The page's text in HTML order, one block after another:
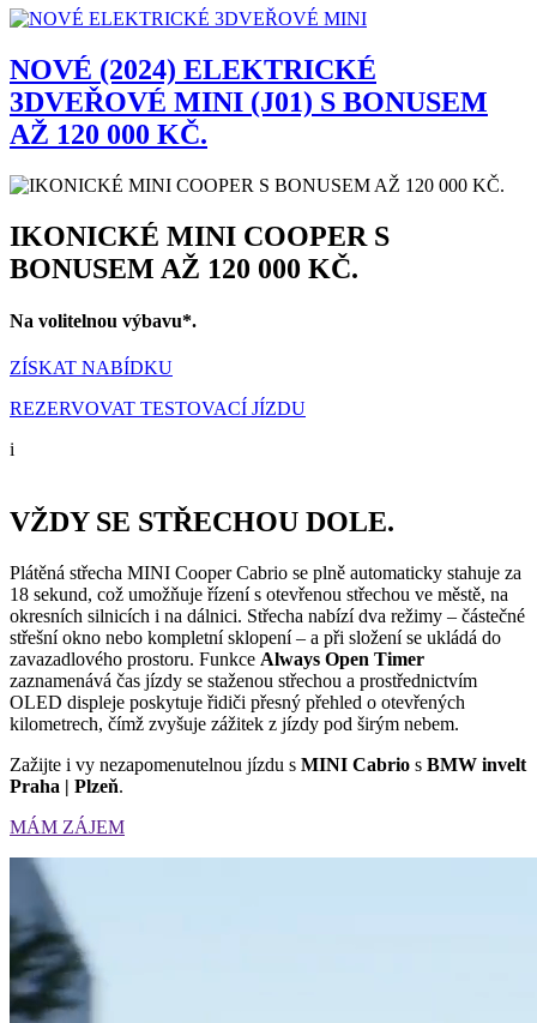
NOVÉ (2024) ELEKTRICKÉ
3DVEŘOVÉ MINI (J01) S BONUSEM
AŽ 120 000 KČ.
IKONICKÉ MINI COOPER S
BONUSEM AŽ 120 000 KČ.
Na volitelnou výbavu*.
ZÍSKAT NABÍDKU
REZERVOVAT TESTOVACÍ JÍZDU
i
VŽDY SE STŘECHOU DOLE.
Plátěná střecha MINI Cooper Cabrio se plně automaticky stahuje za
18 sekund, což umožňuje řízení s otevřenou střechou ve městě, na
okresních silnicích i na dálnici. Střecha nabízí dva režimy – částečné
střešní okno nebo kompletní sklopení – a při složení se ukládá do
zavazadlového prostoru. Funkce Always Open Timer
zaznamenává čas jízdy se staženou střechou a prostřednictvím
OLED displeje poskytuje řidiči přesný přehled o otevřených
kilometrech, čímž zvyšuje zážitek z jízdy pod širým nebem.
Zažijte i vy nezapomenutelnou jízdu s MINI Cabrio s BMW invelt
Praha | Plzeň.
MÁM ZÁJEM